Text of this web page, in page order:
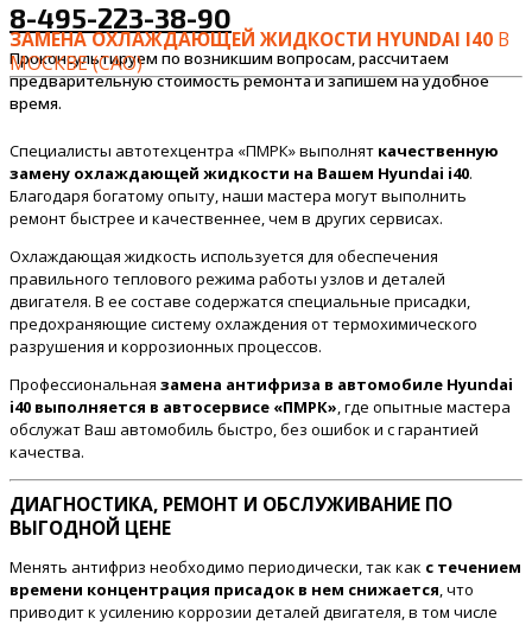
8-495-223-38-90
Проконсультируем по возникшим вопросам, рассчитаем
предварительную стоимость ремонта и запишем на удобное
время.
ЗАМЕНА ОХЛАЖДАЮЩЕЙ ЖИДКОСТИ HYUNDAI I40 В
МОСКВЕ (САО)
Специалисты автотехцентра «ПМРК» выполнят качественную
замену охлаждающей жидкости на Вашем Hyundai i40.
Благодаря богатому опыту, наши мастера могут выполнить
ремонт быстрее и качественнее, чем в других сервисах.
Охлаждающая жидкость используется для обеспечения
правильного теплового режима работы узлов и деталей
двигателя. В ее составе содержатся специальные присадки,
предохраняющие систему охлаждения от термохимического
разрушения и коррозионных процессов.
Профессиональная замена антифриза в автомобиле Hyundai
i40 выполняется в автосервисе «ПМРК», где опытные мастера
обслужат Ваш автомобиль быстро, без ошибок и с гарантией
качества.
ДИАГНОСТИКА, РЕМОНТ И ОБСЛУЖИВАНИЕ ПО
ВЫГОДНОЙ ЦЕНЕ
Менять антифриз необходимо периодически, так как с течением
времени концентрация присадок в нем снижается, что
приводит к усилению коррозии деталей двигателя, в том числе